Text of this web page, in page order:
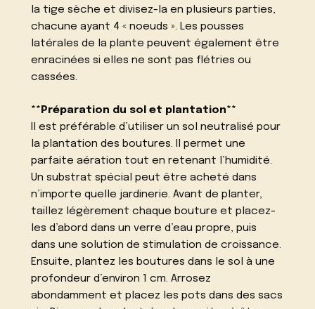
la tige sèche et divisez-la en plusieurs parties,
chacune ayant 4 « noeuds ». Les pousses
latérales de la plante peuvent également être
enracinées si elles ne sont pas flétries ou
cassées.
**Préparation du sol et plantation**
Il est préférable d’utiliser un sol neutralisé pour
la plantation des boutures. Il permet une
parfaite aération tout en retenant l’humidité.
Un substrat spécial peut être acheté dans
n’importe quelle jardinerie. Avant de planter,
taillez légèrement chaque bouture et placez-
les d’abord dans un verre d’eau propre, puis
dans une solution de stimulation de croissance.
Ensuite, plantez les boutures dans le sol à une
profondeur d’environ 1 cm. Arrosez
abondamment et placez les pots dans des sacs